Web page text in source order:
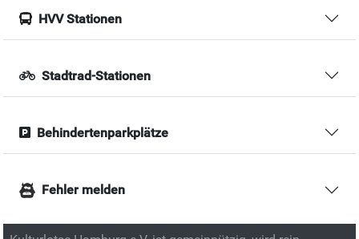
HVV Stationen
Stadtrad-Stationen
Behindertenparkplätze
Fehler melden